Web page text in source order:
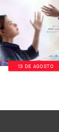
13 DE AGOSTO